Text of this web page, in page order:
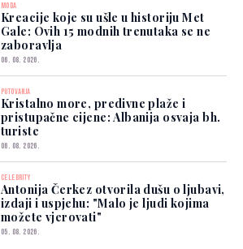
MODA
Kreacije koje su ušle u historiju Met
Gale: Ovih 15 modnih trenutaka se ne
zaboravlja
06. 08. 2026.
PUTOVANJA
Kristalno more, predivne plaže i
pristupačne cijene: Albanija osvaja bh.
turiste
06. 08. 2026.
CELEBRITY
Antonija Čerkez otvorila dušu o ljubavi,
izdaji i uspjehu: "Malo je ljudi kojima
možete vjerovati"
05. 08. 2026.